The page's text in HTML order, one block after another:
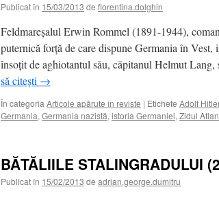
Publicat în 15/03/2013 de florentina.dolghin
Feldmareşalul Erwin Rommel (1891-1944),
puternică forţă de care dispune Germania în
însoţit de aghiotantul său, căpitanul Helmut
să citești →
În categoria Articole apărute în reviste | Etichete Adolf Hitler
Germania, Germania nazistă, istoria Germaniei, Zidul
BĂTĂLIILE STALINGRADULUI
Publicat în 15/02/2013 de adrian.george.dumitru